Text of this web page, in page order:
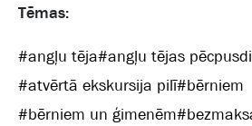
Tēmas:
#angļu tēja#angļu tējas
#atvērtā ekskursija pilī#bērniem
#bērniem un ģimenēm#